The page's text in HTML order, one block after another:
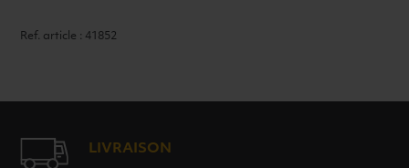
Ref. article : 41852
LIVRAISON